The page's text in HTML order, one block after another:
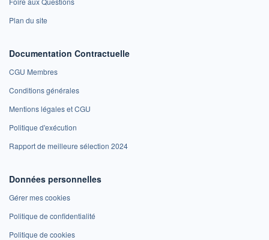
Plan du site
Documentation Contractuelle
CGU Membres
Conditions générales
Mentions légales et CGU
Politique d'exécution
Rapport de meilleure sélection 2024
Données personnelles
Gérer mes cookies
Politique de confidentialité
Politique de cookies